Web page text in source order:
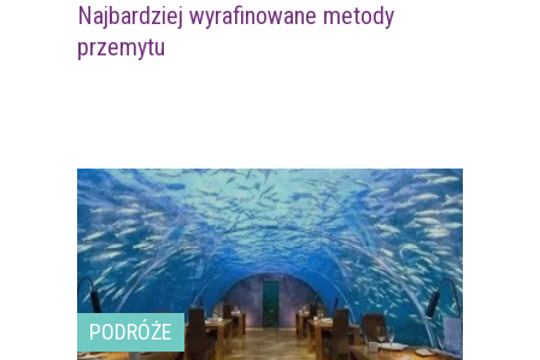
Najbardziej wyrafinowane metody
przemytu
PODRÓŻE